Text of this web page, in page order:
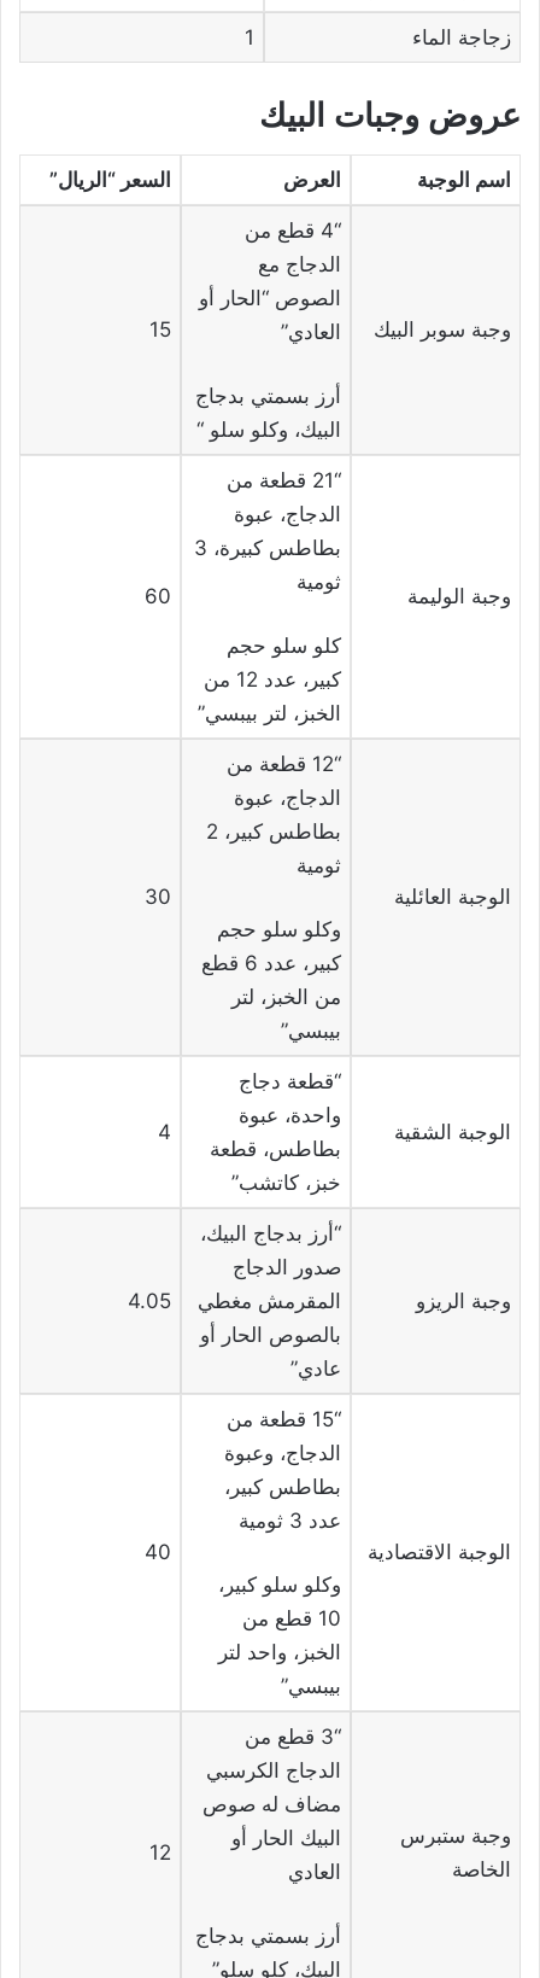
زجاجة الماء 1
عروض وجبات البيك
اسم الوجبة العرض السعر “الريال”
وجبة سوبر البيك
“4 قطع من
الدجاج مع
الصوص “الحار أو
العادي”
أرز بسمتي بدجاج
البيك، وكلو سلو “
15
وجبة الوليمة
“21 قطعة من
الدجاج، عبوة
بطاطس كبيرة، 3
ثومية
كلو سلو حجم
كبير، عدد 12 من
الخبز، لتر بيبسي”
60
الوجبة العائلية
“12 قطعة من
الدجاج، عبوة
بطاطس كبير، 2
ثومية
وكلو سلو حجم
كبير، عدد 6 قطع
من الخبز، لتر
بيبسي”
30
الوجبة الشقية
“قطعة دجاج
واحدة، عبوة
بطاطس، قطعة
خبز، كاتشب”
4
وجبة الريزو
“أرز بدجاج البيك،
صدور الدجاج
المقرمش مغطي
بالصوص الحار أو
عادي”
4.05
الوجبة الاقتصادية
“15 قطعة من
الدجاج، وعبوة
بطاطس كبير،
عدد 3 ثومية
وكلو سلو كبير،
10 قطع من
الخبز، واحد لتر
بيبسي”
40
وجبة ستبرس
الخاصة
“3 قطع من
الدجاج الكرسبي
مضاف له صوص
البيك الحار أو
العادي
أرز بسمتي بدجاج
البيك، كلو سلو”
12